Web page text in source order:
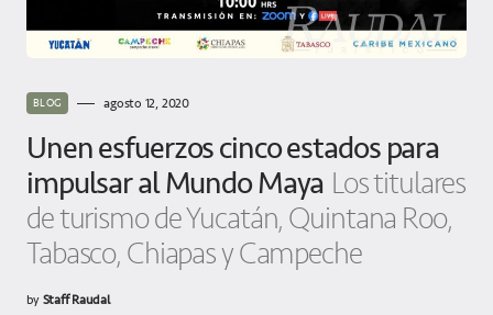
BLOG agosto 12, 2020
Unen esfuerzos cinco estados para
impulsar al Mundo Maya Los titulares
de turismo de Yucatán, Quintana Roo,
Tabasco, Chiapas y Campeche
byStaff Raudal